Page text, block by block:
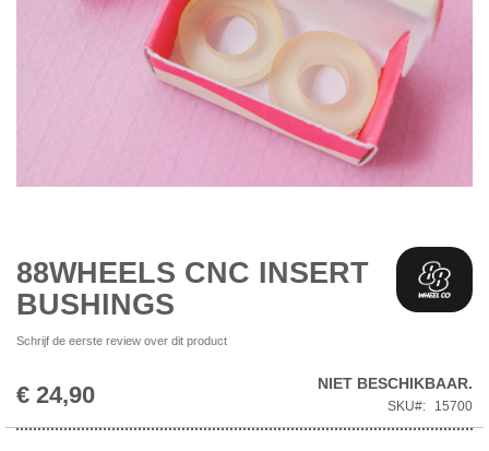
begin
van
de
gallerij
88WHEELS CNC INSERT
BUSHINGS
Schrijf de eerste review over dit product
€ 24,90 NIET BESCHIKBAAR.
SKU 15700